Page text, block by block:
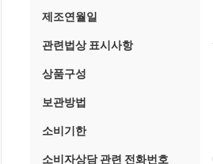
제조연월일
관련법상 표시사항
상품구성
보관방법
소비기한
소비자상담 관련 전화번호